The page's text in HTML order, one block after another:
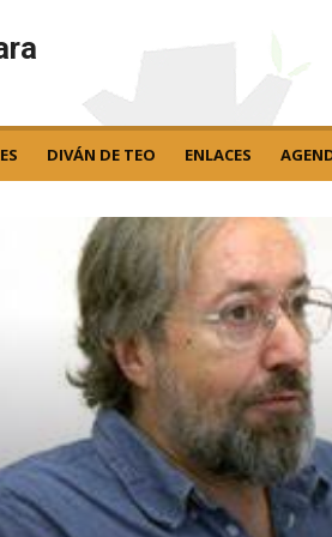
DIVÁN DE TEO ENLACES